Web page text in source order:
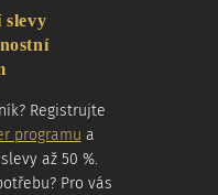
slevy
Registrujte
programu a
až 50 %.
Pro vás